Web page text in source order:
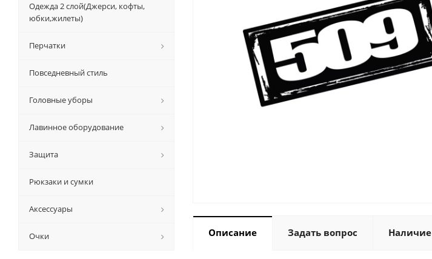
Описание Задать вопрос Наличие
Одежда 2 слой(Джерси, кофты,
юбки,жилеты)
Перчатки
Повседневный стиль
Головные уборы
Лавинное оборудование
Защита
Рюкзаки и сумки
Аксессуары
Очки